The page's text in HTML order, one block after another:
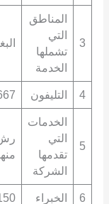
3
المناطق
التي
تشملها
الخدمة
4 التليفون
5
الخدمات
التي
تقدمها
الشركة
رش
6 الخبراء